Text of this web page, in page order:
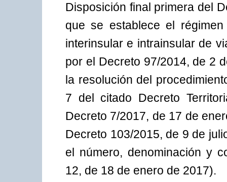
Disposición final primera del
que se establece el
interinsular e intrainsular de
por el Decreto 97/2014, de 2
la resolución del
7 del citado Decreto
Decreto 7/2017, de 17 de
Decreto 103/2015, de 9 de
el número, denominación y
12, de 18 de enero de 2017).